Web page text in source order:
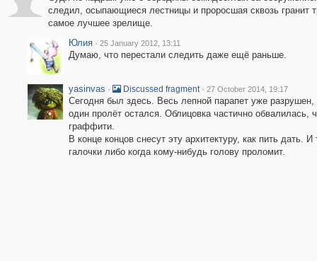
следил, осыпающиеся лестницы и проросшая сквозь гранит
самое лучшее зрелище.
Юлия · 25 January 2012, 13:11
Думаю, что перестали следить даже ещё раньше.
yasinvas · Discussed fragment · 27 October 2014, 19:17
Сегодня был здесь. Весь лепной парапет уже разрушен,
один пролёт остался. Облицовка частично обвалилась,
граффити.
В конце концов снесут эту архитектуру, как пить дать. И
галочки либо когда кому-нибудь голову проломит.